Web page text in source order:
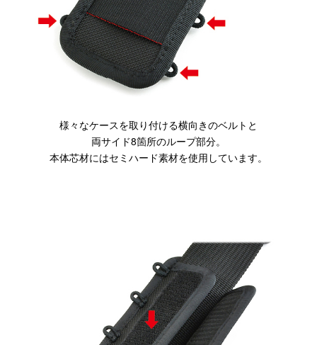
様々なケースを取り付ける横向きのベルトと
両サイド8箇所のループ部分。
本体芯材にはセミハード素材を使用しています。